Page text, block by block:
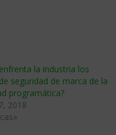
la industria los
seguridad de marca de la
programática?
2018